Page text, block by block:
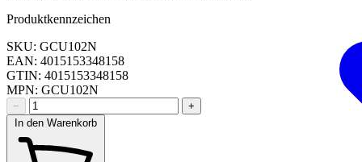
Produktkennzeichen
SKU: GCU102N
EAN: 4015153348158
GTIN: 4015153348158
MPN: GCU102N
−
+
In den Warenkorb